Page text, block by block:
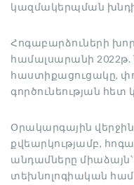
կազմակերպման
Հոգաբարձուների
համալսարանի
հաստիքացուցակը,
գործունեության
Օրակարգային
քվեարկությամբ,
անդամները միաձայն՝
տեխնոլոգիական